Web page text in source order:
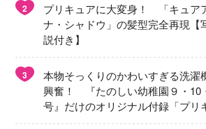
2
プリキュアに大変身！ 「キュア
ナ・シャドウ」の髪型完全再現【
説付き】
3
本物そっくりのかわいすぎる洗濯
興奮！ 『たのしい幼稚園９・10
号』だけのオリジナル付録「プリ
ア くるくるせんたくき」